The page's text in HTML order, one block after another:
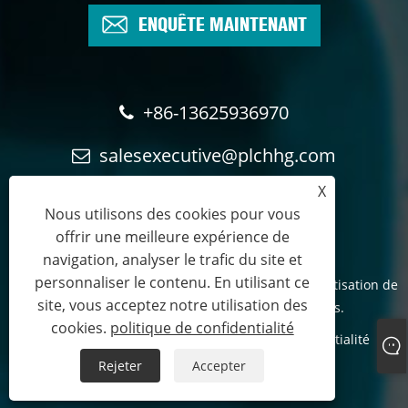
ENQUÊTE MAINTENANT
+86-13625936970
salesexecutive@plchhg.com
Droits d'auteur © 2024 Technologie Cie., Ltd d'automatisation de
rayonne de Zhangzhou. - Tous droits réservés.
Links Sitemap RSS XML politique de confidentialité
X
Nous utilisons des cookies pour vous
offrir une meilleure expérience de
navigation, analyser le trafic du site et
personnaliser le contenu. En utilisant ce
site, vous acceptez notre utilisation des
cookies. politique de confidentialité
Rejeter Accepter